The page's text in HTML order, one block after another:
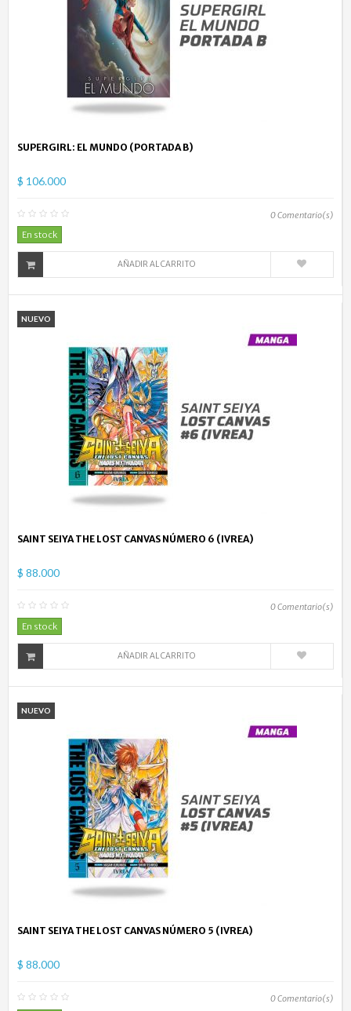
SUPERGIRL: EL MUNDO (PORTADA B)
$ 106.000
0Comentario(s)
En stock
AÑADIR AL CARRITO
NUEVO
SAINT SEIYA THE LOST CANVAS NÚMERO 6 (IVREA)
$ 88.000
0Comentario(s)
En stock
AÑADIR AL CARRITO
NUEVO
SAINT SEIYA THE LOST CANVAS NÚMERO 5 (IVREA)
$ 88.000
0Comentario(s)